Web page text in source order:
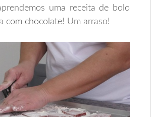
uma receita de bolo
com chocolate! Um arraso!